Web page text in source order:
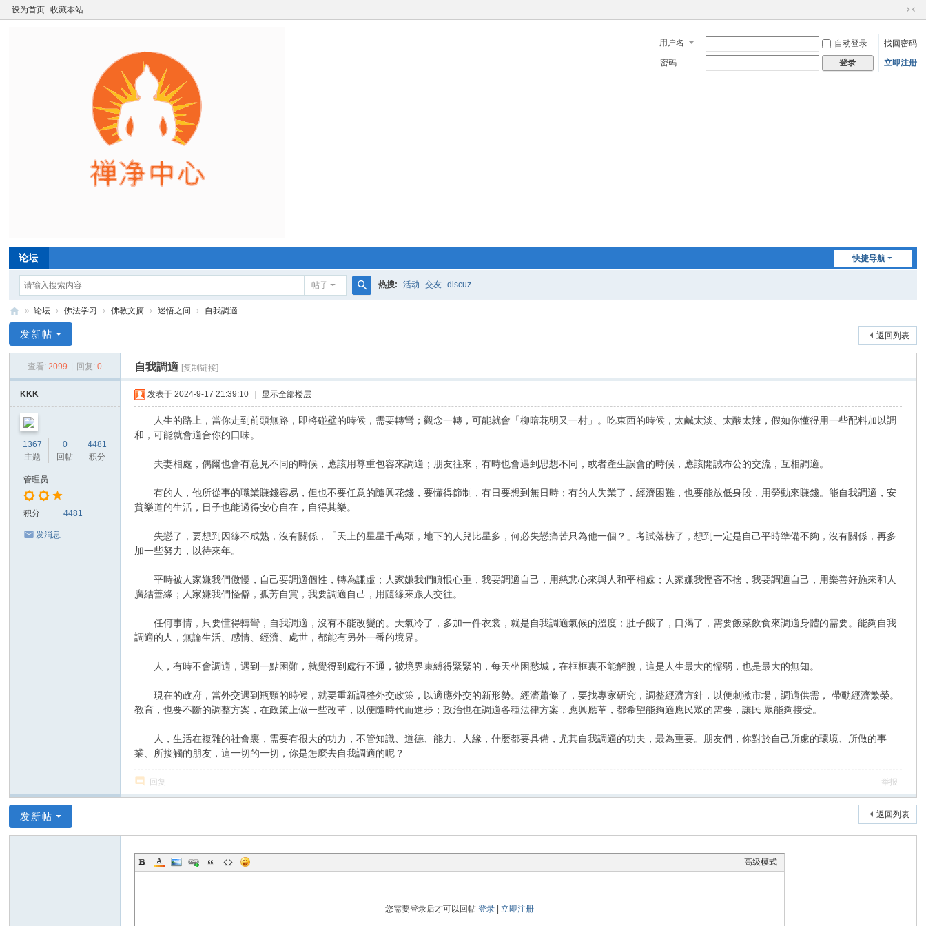
设为首页 收藏本站
切
到
窄
用户名 自动登录
找回密码
密码
登录 立即注册
快捷导航
论坛
帖子 热搜: 活动 交友 discuz
净
心
» 论坛 › 佛法学习 › 佛教文摘 › 迷悟之间 › 自我調適
返回列表
发新帖
查看: 2099 回复: 0 自我調適 [复制链接]
KKK
1367
主题
0
回帖
4481
积分
管理员
积分 4481
发消息
发表于 2024-9-17 21:39:10 显示全部楼层
人生的路上，當你走到前頭無路，即將碰壁的時候，需要轉彎；觀念一轉，可能就會「柳暗花明又一村」。吃東西的時候，太鹹太淡、太酸太辣，假如你懂得用一些配料加以調
和，可能就會適合你的口味。
夫妻相處，偶爾也會有意見不同的時候，應該用尊重包容來調適；朋友往來，有時也會遇到思想不同，或者產生誤會的時候，應該開誠布公的交流，互相調適。
有的人，他所從事的職業賺錢容易，但也不要任意的隨興花錢，要懂得節制，有日要想到無日時；有的人失業了，經濟困難，也要能放低身段，用勞動來賺錢。能自我調適，安
貧樂道的生活，日子也能過得安心自在，自得其樂。
失戀了，要想到因緣不成熟，沒有關係，「天上的星星千萬顆，地下的人兒比星多，何必失戀痛苦只為他一個？」考試落榜了，想到一定是自己平時準備不夠，沒有關係，再多
加一些努力，以待來年。
平時被人家嫌我們傲慢，自己要調適個性，轉為謙虛；人家嫌我們瞋恨心重，我要調適自己，用慈悲心來與人和平相處；人家嫌我慳吝不捨，我要調適自己，用樂善好施來和人
廣結善緣；人家嫌我們怪僻，孤芳自賞，我要調適自己，用隨緣來跟人交往。
任何事情，只要懂得轉彎，自我調適，沒有不能改變的。天氣冷了，多加一件衣裳，就是自我調適氣候的溫度；肚子餓了，口渴了，需要飯菜飲食來調適身體的需要。能夠自我
調適的人，無論生活、感情、經濟、處世，都能有另外一番的境界。
人，有時不會調適，遇到一點困難，就覺得到處行不通，被境界束縛得緊緊的，每天坐困愁城，在框框裏不能解脫，這是人生最大的懦弱，也是最大的無知。
現在的政府，當外交遇到瓶頸的時候，就要重新調整外交政策，以適應外交的新形勢。經濟蕭條了，要找專家研究，調整經濟方針，以便刺激市場，調適供需， 帶動經濟繁榮。
教育，也要不斷的調整方案，在政策上做一些改革，以便隨時代而進步；政治也在調適各種法律方案，應興應革，都希望能夠適應民眾的需要，讓民 眾能夠接受。
人，生活在複雜的社會裏，需要有很大的功力，不管知識、道德、能力、人緣，什麼都要具備，尤其自我調適的功夫，最為重要。朋友們，你對於自己所處的環境、所做的事
業、所接觸的朋友，這一切的一切，你是怎麼去自我調適的呢？
回复 举报
返回列表
发新帖
高级模式
您需要登录后才可以回帖登录 |立即注册